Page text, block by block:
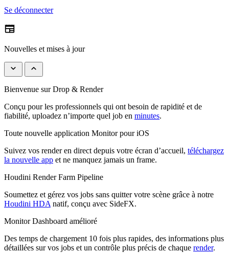
Se déconnecter
newspaper
Nouvelles et mises à jour
keyboard_arrow_down keyboard_arrow_up
Bienvenue sur Drop & Render
Conçu pour les professionnels qui ont besoin de rapidité et de
fiabilité, uploadez n’importe quel job en minutes.
Toute nouvelle application Monitor pour iOS
Suivez vos render en direct depuis votre écran d’accueil, téléchargez
la nouvelle app et ne manquez jamais un frame.
Houdini Render Farm Pipeline
Soumettez et gérez vos jobs sans quitter votre scène grâce à notre
Houdini HDA natif, conçu avec SideFX.
Monitor Dashboard amélioré
Des temps de chargement 10 fois plus rapides, des informations plus
détaillées sur vos jobs et un contrôle plus précis de chaque render.